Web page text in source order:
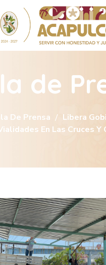
de
De Prensa
Libera
En Las Cruces Y